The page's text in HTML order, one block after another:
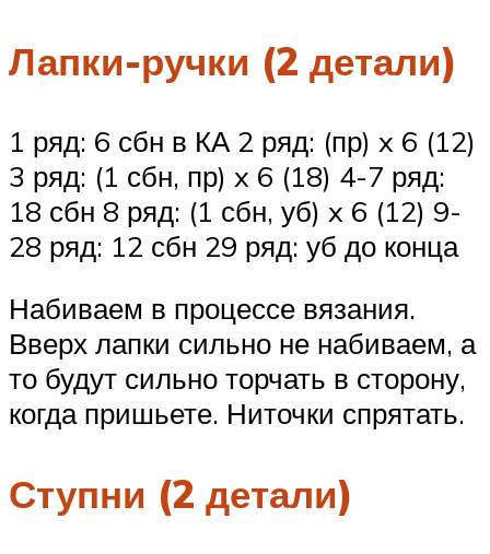
Лапки-ручки (2 детали)
1 ряд: 6 сбн в КА 2 ряд: (пр) x 6 (12)
3 ряд: (1 сбн, пр) x 6 (18) 4-7 ряд:
18 сбн 8 ряд: (1 сбн, уб) x 6 (12) 9-
28 ряд: 12 сбн 29 ряд: уб до конца
Набиваем в процессе вязания.
Вверх лапки сильно не набиваем, а
то будут сильно торчать в сторону,
когда пришьете. Ниточки спрятать.
Ступни (2 детали)